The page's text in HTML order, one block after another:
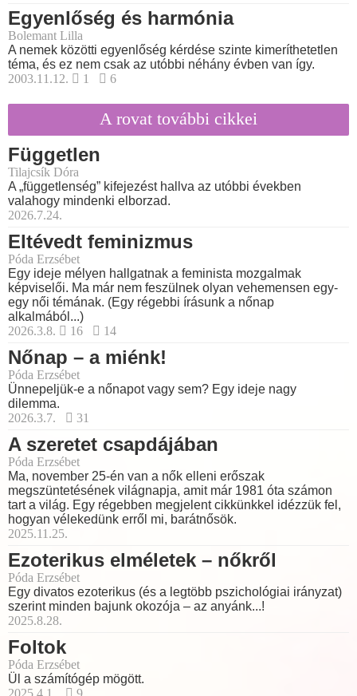
Egyenlőség és harmónia
Bolemant Lilla
A nemek közötti egyenlőség kérdése szinte kimeríthetetlen
téma, és ez nem csak az utóbbi néhány évben van így.
2003.11.12.
1 6
A rovat további cikkei
Független
Tilajcsík Dóra
A „függetlenség” kifejezést hallva az utóbbi években
valahogy mindenki elborzad.
2026.7.24.
Eltévedt feminizmus
Póda Erzsébet
Egy ideje mélyen hallgatnak a feminista mozgalmak
képviselői. Ma már nem feszülnek olyan vehemensen egy-
egy női témának. (Egy régebbi írásunk a nőnap
alkalmából...)
2026.3.8.
16 14
Nőnap – a miénk!
Póda Erzsébet
Ünnepeljük-e a nőnapot vagy sem? Egy ideje nagy
dilemma.
2026.3.7.
31
A szeretet csapdájában
Póda Erzsébet
Ma, november 25-én van a nők elleni erőszak
megszüntetésének világnapja, amit már 1981 óta számon
tart a világ. Egy régebben megjelent cikkünkkel idézzük fel,
hogyan vélekedünk erről mi, barátnősök.
2025.11.25.
Ezoterikus elméletek – nőkről
Póda Erzsébet
Egy divatos ezoterikus (és a legtöbb pszichológiai irányzat)
szerint minden bajunk okozója – az anyánk...!
2025.8.28.
Foltok
Póda Erzsébet
Ül a számítógép mögött.
2025.4.1.
9